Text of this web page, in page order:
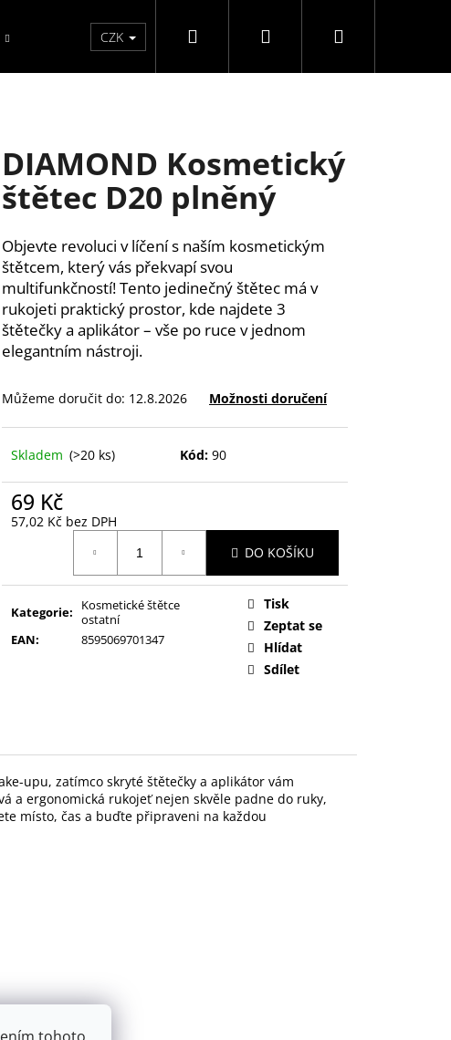
tohoto
Péče o ruce Péče o nohy F3 kolekce
CZK Hledat PřihlášeníNákupní
DIAMOND Kosmetický
štětec D20 plněný
Objevte revoluci v líčení s naším kosmetickým
štětcem, který vás překvapí svou
multifunkčností! Tento jedinečný štětec má v
rukojeti praktický prostor, kde najdete 3
štětečky a aplikátor – vše po ruce v jednom
elegantním nástroji.
Můžeme doručit do: 12.8.2026 Možnosti doručení
Skladem (>20 ks) Kód: 90
69 Kč
57,02 Kč bez DPH
DO KOŠÍKU
Kategorie:
Kosmetické štětce
ostatní
EAN: 8595069701347
Tisk
Zeptat se
Hlídat
Sdílet
upu, zatímco skryté štětečky a aplikátor vám
a ergonomická rukojeť nejen skvěle padne do ruky,
místo, čas a buďte připraveni na každou
ŘASY SAMOLEPÍCÍ WISPY